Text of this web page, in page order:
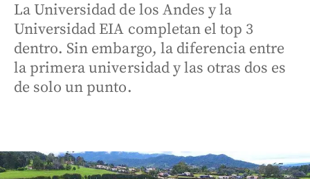
La Universidad de los Andes y la
Universidad EIA completan el top 3
dentro. Sin embargo, la diferencia entre
la primera universidad y las otras dos es
de solo un punto.